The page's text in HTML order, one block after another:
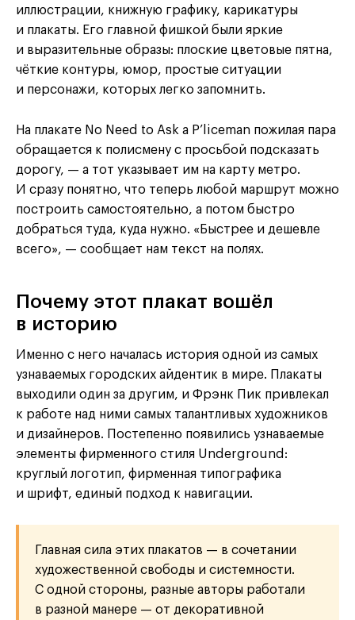
иллюстрации, книжную графику, карикатуры
и плакаты. Его главной фишкой были яркие
и выразительные образы: плоские цветовые пятна,
чёткие контуры, юмор, простые ситуации
и персонажи, которых легко запомнить.
На плакате No Need to Ask a P’liceman пожилая пара
обращается к полисмену с просьбой подсказать
дорогу, — а тот указывает им на карту метро.
И сразу понятно, что теперь любой маршрут можно
построить самостоятельно, а потом быстро
добраться туда, куда нужно. «Быстрее и дешевле
всего», — сообщает нам текст на полях.
Почему этот плакат вошёл
в историю
Именно с него началась история одной из самых
узнаваемых городских айдентик в мире. Плакаты
выходили один за другим, и Фрэнк Пик привлекал
к работе над ними самых талантливых художников
и дизайнеров. Постепенно появились узнаваемые
элементы фирменного стиля Underground:
круглый логотип, фирменная типографика
и шрифт, единый подход к навигации.
Главная сила этих плакатов — в сочетании
художественной свободы и системности.
С одной стороны, разные авторы работали
в разной манере — от декоративной